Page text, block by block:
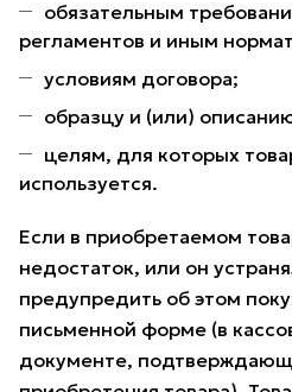
обязательным
регламентов и иным
условиям договора;
образцу и (или)
целям, для которых
используется.
Если в приобретаемом
недостаток, или он
предупредить об этом
письменной форме (в
документе,